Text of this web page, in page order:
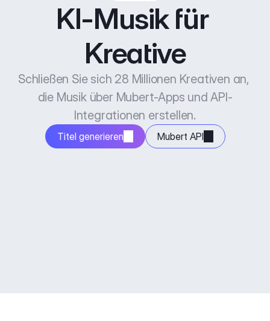
KI-Musik für
Kreative
Schließen Sie sich 28 Millionen Kreativen an,
die Musik über Mubert-Apps und API-
Integrationen erstellen.
Titel generieren Mubert API